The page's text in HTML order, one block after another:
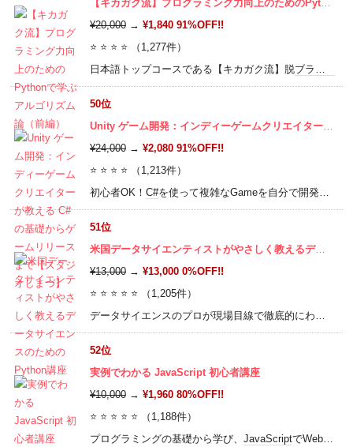
【キカガク流】プログラミング力向上のためのPythonで学ぶアルゴリズム論（前編）
¥20,000→ ¥1,840 91%OFF!!
⭐ ⭐ ⭐ ⭐ （1,277件）
​​日本語トップコースである【キカガク流】脱ブラックボックス
50位
Unity ゲーム開発：インディーゲームクリエイターが教える C#の基礎からゲームリリースまで【スタジオしまづ】
¥24,000→ ¥2,080 91%OFF!!
⭐ ⭐ ⭐ ⭐ （1,213件）
初心者OK！ C#を使って複雑なGameを自分で開発しよう。コースの終わりにはオリジナル
51位
米国データサイエンティストがやさしく教えるデータサイエンスのためのPython講座
¥13,000→ ¥13,000 0%OFF!!
⭐ ⭐ ⭐ ⭐ ⭐ （1,205件）
データサイエンスのプロが現場目線で徹底的にわかりやすく教えます．ここでしか学べない実践的な内容です．
52位
実例でわかる JavaScript 初心者講座
¥10,000→ ¥1,960 80%OFF!!
⭐ ⭐ ⭐ ⭐ ⭐ （1,188件）
プログラミングの基礎から学び、 JavaScriptでWebアプリ（ブラウザ上で動くアプリ）を作ろう！